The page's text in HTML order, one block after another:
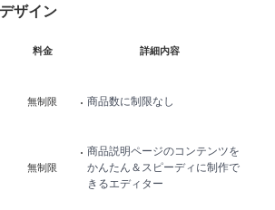
ザイン
料金 詳細内容
無制限 商品数に制限なし
無制限
商品説明ページのコンテンツを
かんたん＆スピーディに制作で
きるエディター